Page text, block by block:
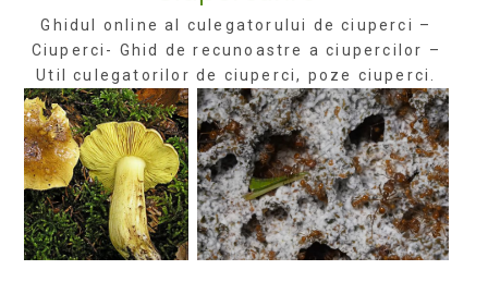
Ghidul online al culegatorului de ciuperci –
Ciuperci- Ghid de recunoastre a ciupercilor –
Util culegatorilor de ciuperci, poze ciuperci.